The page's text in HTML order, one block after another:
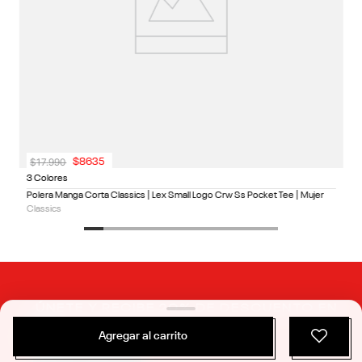
3 Colores
Polera Manga Corta Classics | Lex Small Logo Crw Ss Pocket Tee | Mujer
Classics
$17.990 $8635
Agregar al carrito
ÚNETE Y RECIBE 20% DE DESCUENTO EN
TU PRÓXIMA COMPRA